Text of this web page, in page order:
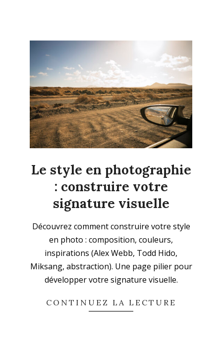
Le style en photographie
: construire votre
signature visuelle
09-
Découvrez comment construire votre style
en photo : composition, couleurs,
inspirations (Alex Webb, Todd Hido,
Miksang, abstraction). Une page pilier pour
développer votre signature visuelle.
CONTINUEZ LA LECTURE